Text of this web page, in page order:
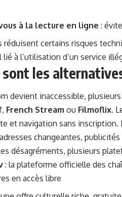
à la lecture en ligne :
réduisent certains risques
à l’utilisation d’un service
sont les
devient inaccessible,
, French Stream ou Filmoflix.
et navigation sans
changeantes,
désagréments, plusieurs
: la plateforme officielle des
en accès libre